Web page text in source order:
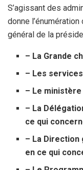
S’agissant des
donne
général de la
– La Grande
– Les
– Le
– La
ce qui
– La
en ce qui